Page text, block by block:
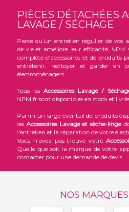
PIÈCES DÉTACHÉES
LAVAGE / SÉCHAGE
Parce qu’un entretien régulier de vos
de vie et améliore leur efficacité,
complète d’accessoires et de produits
entretenir, nettoyer et garder en
électroménagers.
Tous lesAccessoires Lavage /
NPM.fr sont disponibles en stock et
Parmi un large éventail de produits
les Accessoires Lavage et sèche-linge
l'entretien et la réparation de votre
Vous n'avez pas trouvé votre
Quelle que soit la marque de votre
contacter pour une demande de devis.
NOS